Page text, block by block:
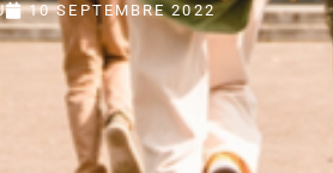
10 SEPTEMBRE 2022